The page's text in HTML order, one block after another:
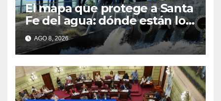
El mapa que protege a Santa
Fe del agua: dónde están los
54 puntos de bombeo
AGO 8, 2026